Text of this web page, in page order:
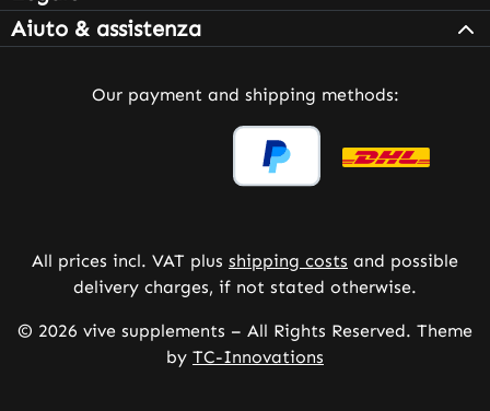
Aiuto & assistenza
Our payment and shipping methods:
All prices incl. VAT plus shipping costs and possible
delivery charges, if not stated otherwise.
© 2026 vive supplements – All Rights Reserved. Theme
by TC-Innovations